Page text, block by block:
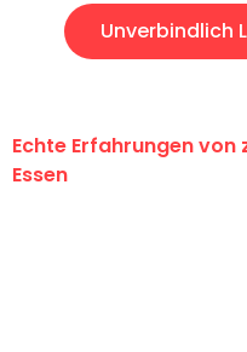
Unverbindlich
Echte Erfahrungen
Essen